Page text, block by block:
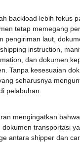
backload lebih fokus
tetap memegang
pengiriman laut,
instruction,
dan dokumen
Tanpa kesesuaian
seharusnya
pelabuhan.
mengingatkan
dokumen transportasi
antara shipper dan